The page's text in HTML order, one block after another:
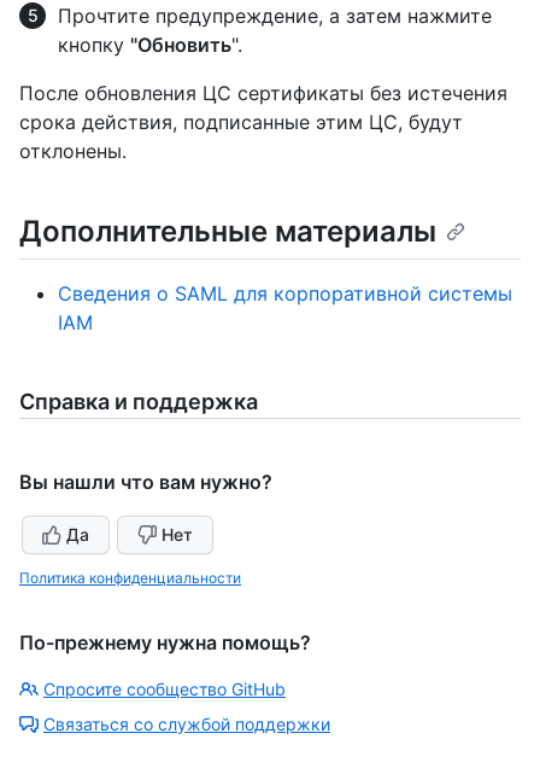
Прочтите предупреждение, а затем нажмите
кнопку "Обновить".
После обновления ЦС сертификаты без истечения
срока действия, подписанные этим ЦС, будут
отклонены.
Дополнительные материалы
Сведения о SAML для корпоративной системы
IAM
Справка и поддержка
Вы нашли что вам нужно?
Да Нет
Политика конфиденциальности
По-прежнему нужна помощь?
Спросите сообщество GitHub
Связаться со службой поддержки